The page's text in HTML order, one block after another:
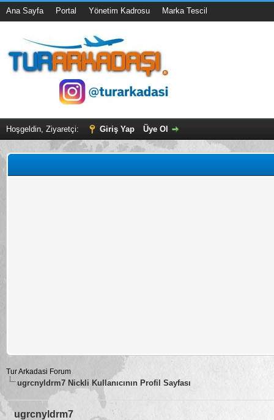
Ana Sayfa Portal Yönetim Kadrosu Marka Tescil
Hoşgeldin, Ziyaretçi: Giriş Yap Üye Ol
Tur Arkadasi Forum
ugrcnyldrm7 Nickli Kullanıcının Profil Sayfası
ugrcnyldrm7